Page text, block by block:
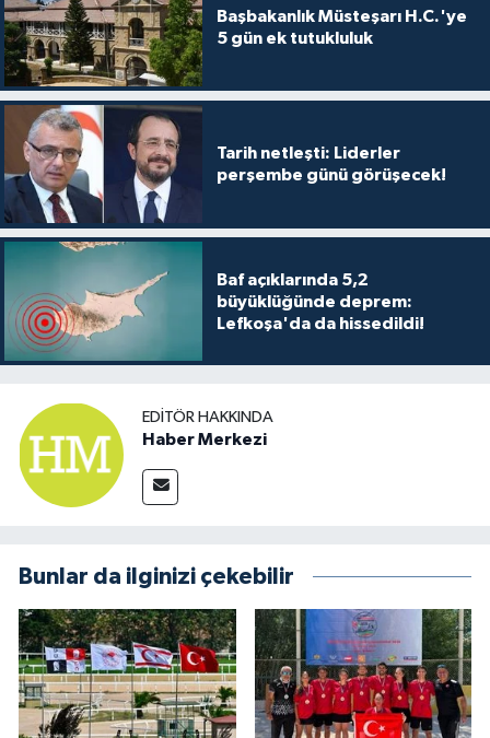
Başbakanlık Müsteşarı H.C.'ye
5 gün ek tutukluluk
Tarih netleşti: Liderler
perşembe günü görüşecek!
Baf açıklarında 5,2
büyüklüğünde deprem:
Lefkoşa'da da hissedildi!
EDITÖR HAKKINDA
Haber Merkezi
Bunlar da ilginizi çekebilir